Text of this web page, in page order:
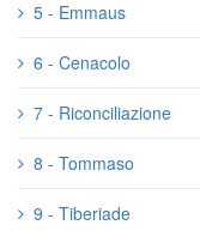
5 - Emmaus
6 - Cenacolo
7 - Riconciliazione
8 - Tommaso
9 - Tiberiade